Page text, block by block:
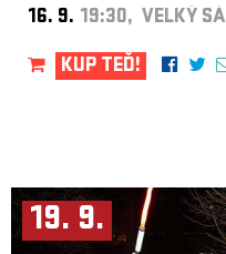
16. 9. 19:30, VELKÝ
KUP TEĎ!
19. 9.